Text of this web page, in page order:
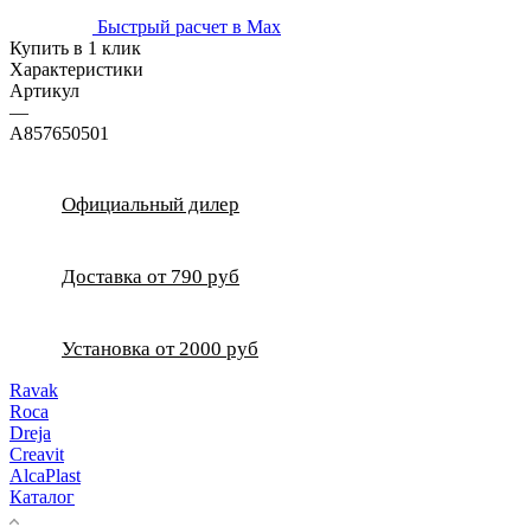
Быстрый расчет в Max
Купить в 1 клик
Характеристики
Артикул
—
A857650501
Официальный дилер
Доставка от 790 руб
Установка от 2000 руб
Ravak
Roca
Dreja
Creavit
AlcaPlast
Каталог